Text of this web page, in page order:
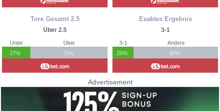
Tore Gesamt 2.5
Über 2.5
Unter
27%
Über
73%
Exaktes Ergebnis
3-1
3-1
20%
Andere
80%
Advertisement